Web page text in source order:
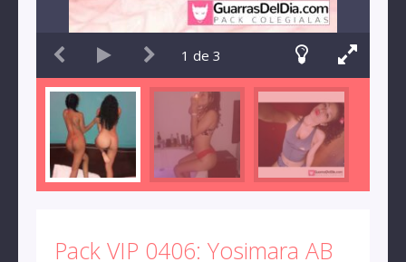
1 de 3
Pack VIP 0406: Yosimara AB